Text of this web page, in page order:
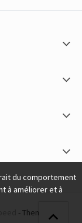
- Theme by
du comportement
à améliorer et à